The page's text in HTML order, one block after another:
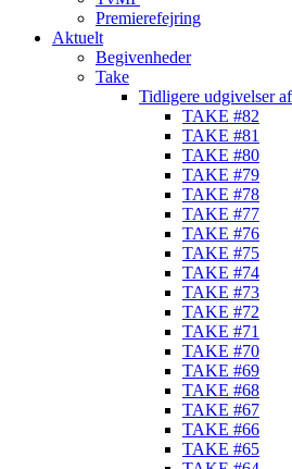
Premierefejring
Aktuelt
Begivenheder
Take
Tidligere udgivelser
TAKE #82
TAKE #81
TAKE #80
TAKE #79
TAKE #78
TAKE #77
TAKE #76
TAKE #75
TAKE #74
TAKE #73
TAKE #72
TAKE #71
TAKE #70
TAKE #69
TAKE #68
TAKE #67
TAKE #66
TAKE #65